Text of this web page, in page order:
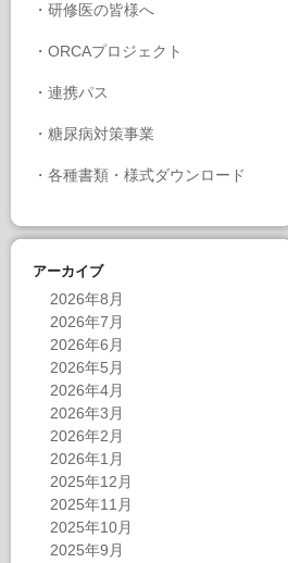
・ 研修医の皆様へ
・ ORCAプロジェクト
・ 連携パス
・ 糖尿病対策事業
・ 各種書類・様式ダウンロード
アーカイブ
2026年8月
2026年7月
2026年6月
2026年5月
2026年4月
2026年3月
2026年2月
2026年1月
2025年12月
2025年11月
2025年10月
2025年9月